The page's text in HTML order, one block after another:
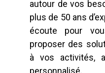
autour de vos
plus de 50 ans
écoute pour
proposer des
à vos activités,
personnalisé.